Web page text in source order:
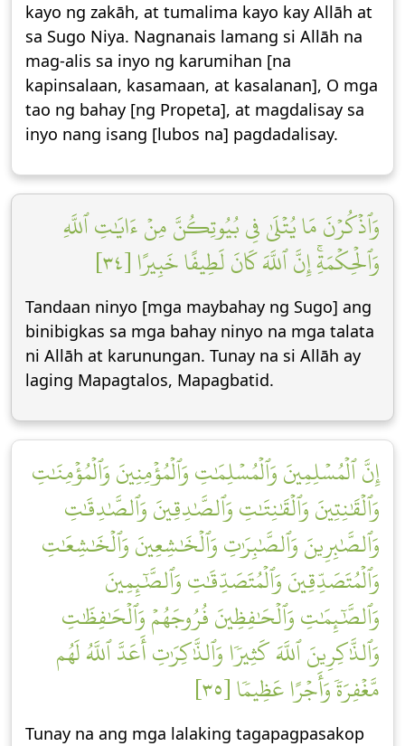
kayo ng zakāh, at tumalima kayo kay Allāh at
sa Sugo Niya. Nagnanais lamang si Allāh na
mag-alis sa inyo ng karumihan [na
kapinsalaan, kasamaan, at kasalanan], O mga
tao ng bahay [ng Propeta], at magdalisay sa
inyo nang isang [lubos na] pagdadalisay.
وَٱذۡكُرۡنَ مَا يُتۡلَىٰ فِي بُيُوتِكُنَّ مِنۡ ءَايَٰتِ ٱللَّهِ
وَٱلۡحِكۡمَةِۚ إِنَّ ٱللَّهَ كَانَ لَطِيفًا خَبِيرًا [٣٤]
Tandaan ninyo [mga maybahay ng Sugo] ang
binibigkas sa mga bahay ninyo na mga talata
ni Allāh at karunungan. Tunay na si Allāh ay
laging Mapagtalos, Mapagbatid.
إِنَّ ٱلۡمُسۡلِمِينَ وَٱلۡمُسۡلِمَٰتِ وَٱلۡمُؤۡمِنِينَ وَٱلۡمُؤۡمِنَٰتِ
وَٱلۡقَٰنِتِينَ وَٱلۡقَٰنِتَٰتِ وَٱلصَّٰدِقِينَ وَٱلصَّٰدِقَٰتِ
وَٱلصَّٰبِرِينَ وَٱلصَّٰبِرَٰتِ وَٱلۡخَٰشِعِينَ وَٱلۡخَٰشِعَٰتِ
وَٱلۡمُتَصَدِّقِينَ وَٱلۡمُتَصَدِّقَٰتِ وَٱلصَّٰٓئِمِينَ
وَٱلصَّٰٓئِمَٰتِ وَٱلۡحَٰفِظِينَ فُرُوجَهُمۡ وَٱلۡحَٰفِظَٰتِ
وَٱلذَّٰكِرِينَ ٱللَّهَ كَثِيرٗا وَٱلذَّٰكِرَٰتِ أَعَدَّ ٱللَّهُ لَهُم
مَّغۡفِرَةٗ وَأَجۡرًا عَظِيمٗا [٣٥]
Tunay na ang mga lalaking tagapagpasakop